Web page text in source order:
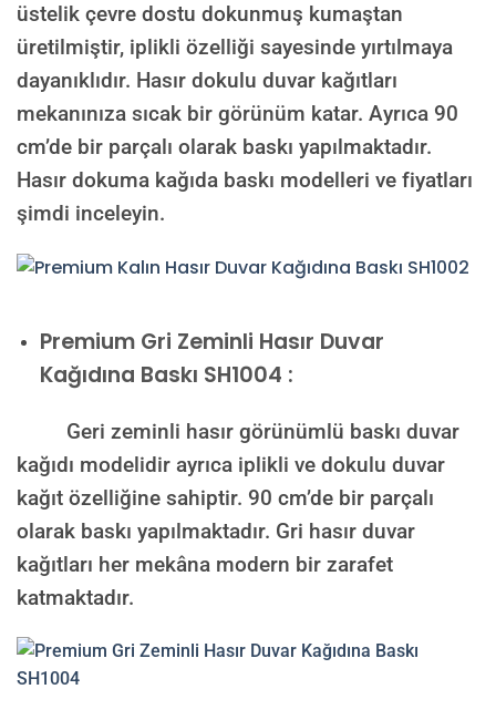
üstelik çevre dostu dokunmuş kumaştan
üretilmiştir, iplikli özelliği sayesinde yırtılmaya
dayanıklıdır. Hasır dokulu duvar kağıtları
mekanınıza sıcak bir görünüm katar. Ayrıca 90
cm’de bir parçalı olarak baskı yapılmaktadır.
Hasır dokuma kağıda baskı modelleri ve fiyatları
şimdi inceleyin.
Premium Gri Zeminli Hasır Duvar
Kağıdına Baskı SH1004 :
Geri zeminli hasır görünümlü baskı duvar
kağıdı modelidir ayrıca iplikli ve dokulu duvar
kağıt özelliğine sahiptir. 90 cm’de bir parçalı
olarak baskı yapılmaktadır. Gri hasır duvar
kağıtları her mekâna modern bir zarafet
katmaktadır.